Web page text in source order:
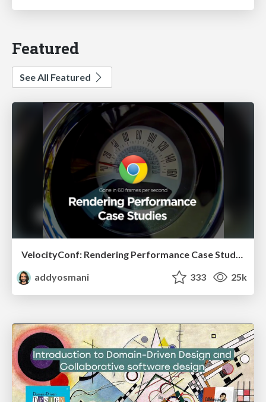
Featured
See All Featured
VelocityConf: Rendering Performance Case Studies
addyosmani
333 25k